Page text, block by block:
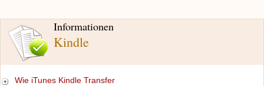
Informationen
Kindle
Wie iTunes Kindle Transfer